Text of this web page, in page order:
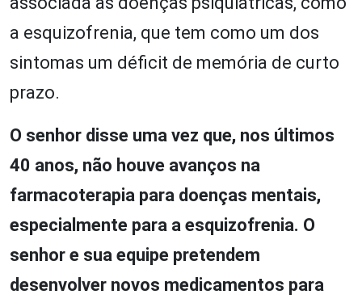
a esquizofrenia, que tem como um dos
sintomas um déficit de memória de curto
prazo.
O senhor disse uma vez que, nos últimos
40 anos, não houve avanços na
farmacoterapia para doenças mentais,
especialmente para a esquizofrenia. O
senhor e sua equipe pretendem
desenvolver novos medicamentos para